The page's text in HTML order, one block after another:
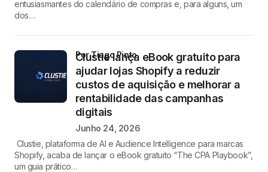
entusiasmantes do calendário de compras e, para alguns, um
dos…
Clustie lança eBook gratuito para
ajudar lojas Shopify a reduzir
custos de aquisição e melhorar a
rentabilidade das campanhas
digitais
por Tiago Pinto
Junho 24, 2026
Clustie, plataforma de AI e Audience Intelligence para marcas
Shopify, acaba de lançar o eBook gratuito “The CPA Playbook”,
um guia prático…